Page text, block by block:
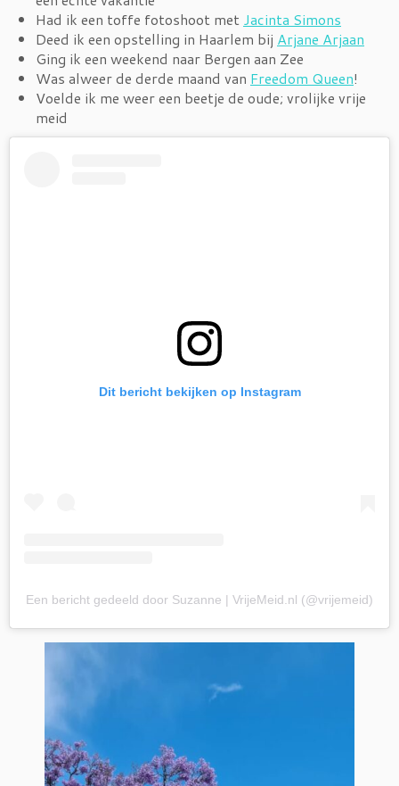
Had ik een toffe fotoshoot met Jacinta Simons
Deed ik een opstelling in Haarlem bij Arjane Arjaan
Ging ik een weekend naar Bergen aan Zee
Was alweer de derde maand van Freedom Queen!
Voelde ik me weer een beetje de oude; vrolijke vrije
meid
Dit bericht bekijken op Instagram
Een bericht gedeeld door Suzanne | VrijeMeid.nl (@vrijemeid)